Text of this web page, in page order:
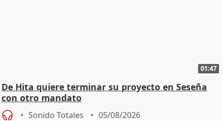
01:47
De Hita quiere terminar su proyecto en Seseña
con otro mandato
Sonido Totales 05/08/2026